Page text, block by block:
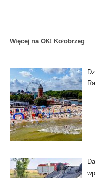
Więcej na OK! Kołobrzeg